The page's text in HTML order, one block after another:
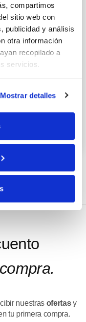
compartimos
sitio web con
publicidad y análisis
otra información
recopilado a
servicios.
Mostrar detalles
nuestras ofertasy
tu primera compra.